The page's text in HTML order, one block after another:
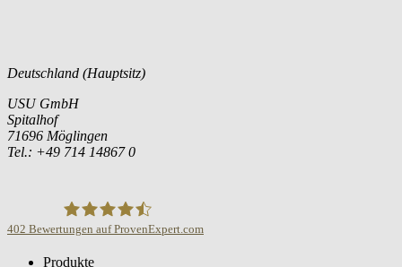
Deutschland (Hauptsitz)
USU GmbH
Spitalhof
71696 Möglingen
Tel.: +49 714 14867 0
USU GmbH
402 Bewertungen auf ProvenExpert.com
Produkte